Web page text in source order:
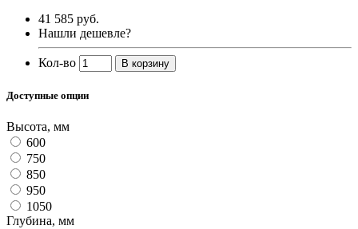
41 585 руб.
Нашли дешевле?
Кол-во В корзину
Доступные опции
Высота, мм
600
750
850
950
1050
Глубина, мм